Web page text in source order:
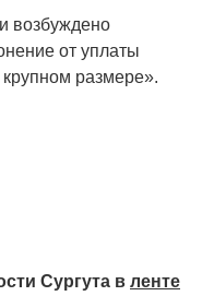
возбуждено
от уплаты
размере».
Сургута в ленте